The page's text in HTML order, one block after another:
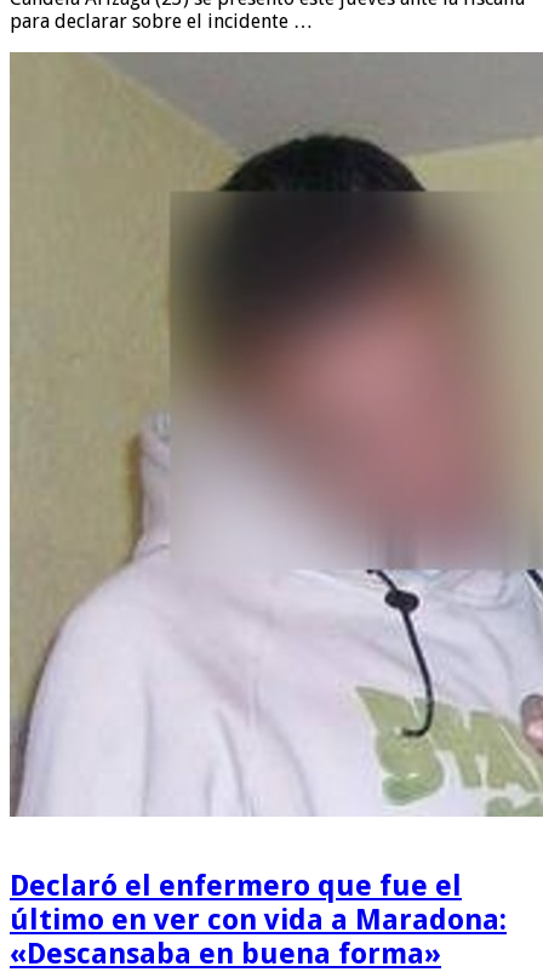
para declarar sobre el incidente …
Declaró el enfermero que fue el
último en ver con vida a Maradona:
«Descansaba en buena forma»